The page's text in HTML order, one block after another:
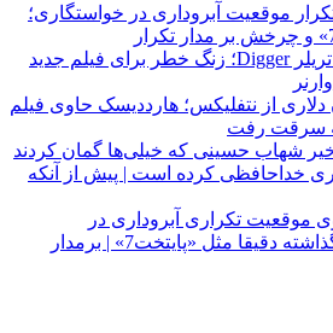
موقعیت آبروداری در خواستگاری؛
استقبال کم‌رمق از تریلر Digger؛ زنگ خطر برای فیلم جدید
میلیون دلاری از نتفلیکس؛ هارددیسک حاوی فیلم
سرقت رفت
شهاب حسینی که خیلی‌ها گمان کردند
خداحافظی کرده است | پیش از آنکه
تکراری آبروداری در
خواستگاری دست گذاشته دقیقا مثل «پایتخت7» | برمدار